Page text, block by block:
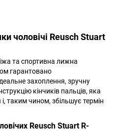
чоловічі Reusch Stuart
та спортивна лижна
гарантовано
захоплення, зручну
кінчиків пальців, яка
і, таким чином, збільшує термін
Reusch Stuart R-